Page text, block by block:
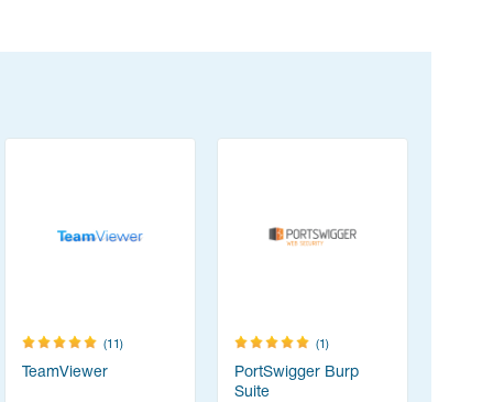
(11)
TeamViewer
(1)
PortSwigger Burp
Suite